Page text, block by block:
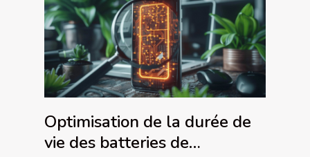
Optimisation de la durée de
vie des batteries de